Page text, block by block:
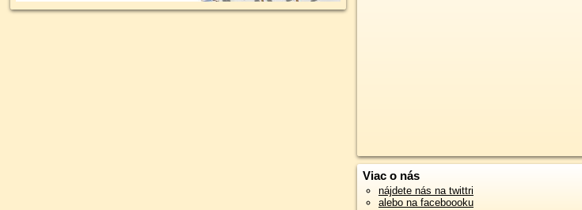
Viac o nás
nájdete nás na twittri
alebo na faceboooku